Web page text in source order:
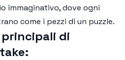
immaginativo, dove ogni
come i pezzi di un puzzle.
di